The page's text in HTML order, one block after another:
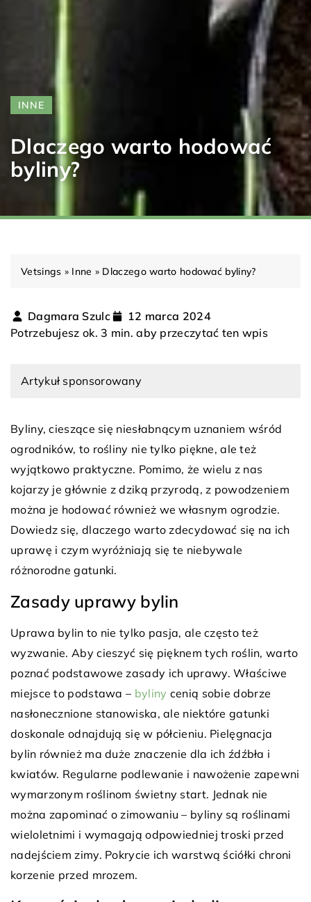
INNE
Dlaczego warto hodować
byliny?
Vetsings » Inne » Dlaczego warto hodować byliny?
Dagmara Szulc
12 marca 2024
Potrzebujesz ok. 3 min. aby przeczytać ten wpis
Artykuł sponsorowany
Byliny, cieszące się niesłabnącym uznaniem wśród
ogrodników, to rośliny nie tylko piękne, ale też
wyjątkowo praktyczne. Pomimo, że wielu z nas
kojarzy je głównie z dziką przyrodą, z powodzeniem
można je hodować również we własnym ogrodzie.
Dowiedz się, dlaczego warto zdecydować się na ich
uprawę i czym wyróżniają się te niebywale
różnorodne gatunki.
Zasady uprawy bylin
Uprawa bylin to nie tylko pasja, ale często też
wyzwanie. Aby cieszyć się pięknem tych roślin, warto
poznać podstawowe zasady ich uprawy. Właściwe
miejsce to podstawa – byliny cenią sobie dobrze
nasłonecznione stanowiska, ale niektóre gatunki
doskonale odnajdują się w półcieniu. Pielęgnacja
bylin również ma duże znaczenie dla ich źdźbła i
kwiatów. Regularne podlewanie i nawożenie zapewni
wymarzonym roślinom świetny start. Jednak nie
można zapominać o zimowaniu – byliny są roślinami
wieloletnimi i wymagają odpowiedniej troski przed
nadejściem zimy. Pokrycie ich warstwą ściółki chroni
korzenie przed mrozem.